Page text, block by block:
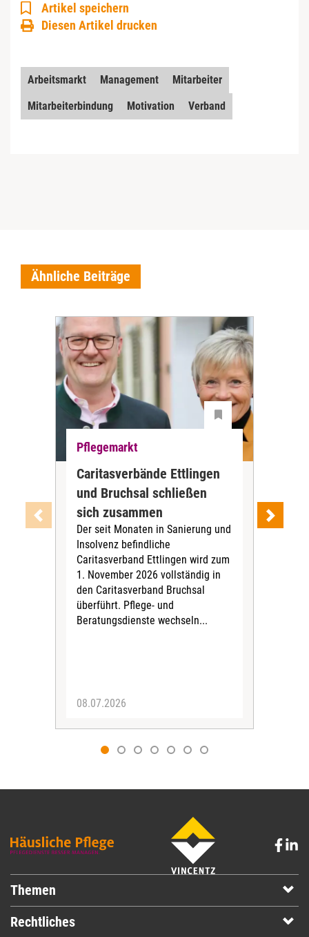
Artikel speichern
Diesen Artikel drucken
Arbeitsmarkt Management
Mitarbeiter
Mitarbeiterbindung
Motivation Verband
Ähnliche Beiträge
Pflegemarkt
Caritasverbände Ettlingen
und Bruchsal schließen
sich zusammen
Der seit Monaten in Sanierung und
Insolvenz befindliche
Caritasverband Ettlingen wird zum
1. November 2026 vollständig in
den Caritasverband Bruchsal
überführt. Pflege- und
Beratungsdienste wechseln...
08.07.2026
Themen
Rechtliches